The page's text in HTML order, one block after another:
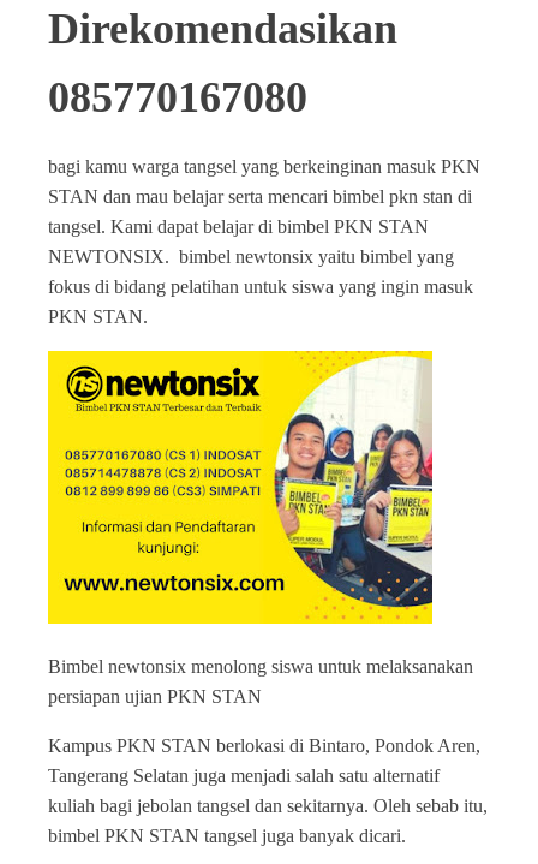
Direkomendasikan
085770167080
bagi kamu warga tangsel yang berkeinginan masuk PKN
STAN dan mau belajar serta mencari bimbel pkn stan di
tangsel. Kami dapat belajar di bimbel PKN STAN
NEWTONSIX. bimbel newtonsix yaitu bimbel yang
fokus di bidang pelatihan untuk siswa yang ingin masuk
PKN STAN.
Bimbel newtonsix menolong siswa untuk melaksanakan
persiapan ujian PKN STAN
Kampus PKN STAN berlokasi di Bintaro, Pondok Aren,
Tangerang Selatan juga menjadi salah satu alternatif
kuliah bagi jebolan tangsel dan sekitarnya. Oleh sebab itu,
bimbel PKN STAN tangsel juga banyak dicari.